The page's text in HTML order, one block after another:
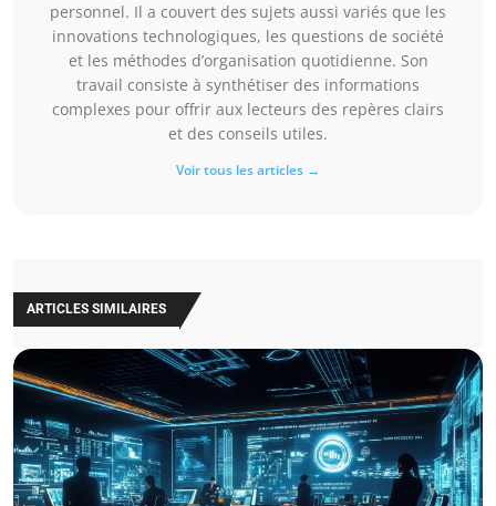
personnel. Il a couvert des sujets aussi variés que les
innovations technologiques, les questions de société
et les méthodes d’organisation quotidienne. Son
travail consiste à synthétiser des informations
complexes pour offrir aux lecteurs des repères clairs
et des conseils utiles.
Voir tous les articles →
ARTICLES SIMILAIRES